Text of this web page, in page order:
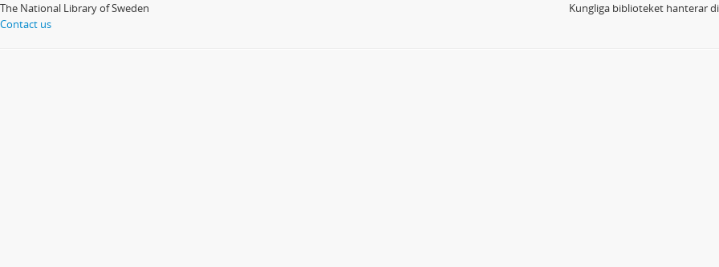
The National Library of Sweden
Contact us
Kungliga biblioteket hanterar